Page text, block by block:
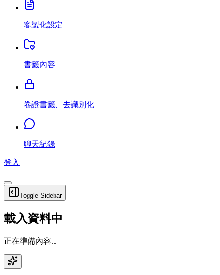
客製化設定
書籤內容
卷證書籤、去識別化
聊天紀錄
登入
Toggle Sidebar
載入資料中
正在準備內容...